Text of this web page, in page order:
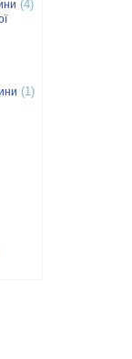
(4)
(1)